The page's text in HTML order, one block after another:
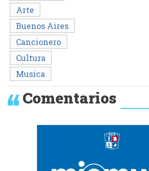
Arte
Buenos Aires
Cancionero
Cultura
Musica
Comentarios